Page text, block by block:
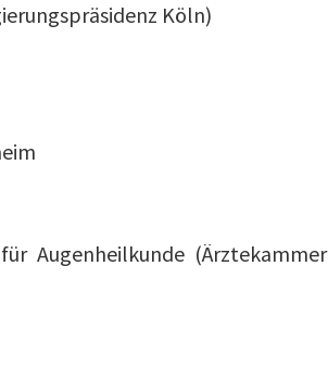
Köln)
Augenheilkunde (Ärztekammer